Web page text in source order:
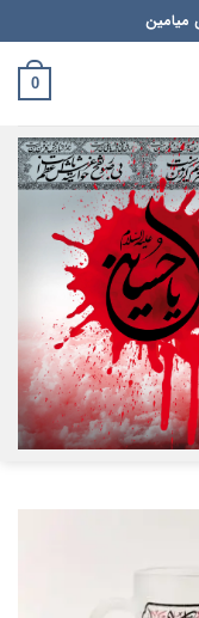
میامین
0